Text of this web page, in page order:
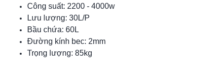
Công suất: 2200 - 4000w
Lưu lượng: 30L/P
Bầu chứa: 60L
Đường kính bec: 2mm
Trọng lượng: 85kg